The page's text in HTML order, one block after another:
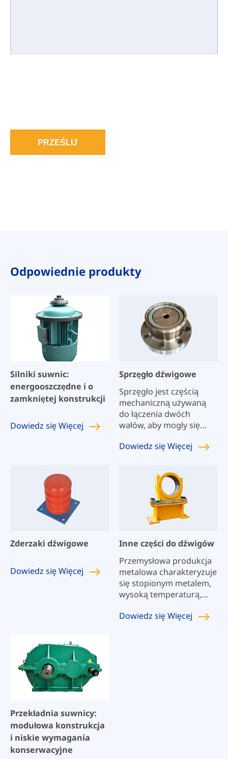
PRZEŚLIJ
Odpowiednie produkty
Silniki suwnic:
energooszczędne i o
zamkniętej konstrukcji
Dowiedz sięWięcej
Sprzęgło dźwigowe
Sprzęgło jest częścią
mechaniczną używaną
do łączenia dwóch
wałów, aby mogły się
przenosić ruch i moment
ciężkiej transmisji mocy,
sprzęgło ma również
funkcję buforowania,
tłumienia i poprawy
dynamicznych osiągów
Dowiedz sięWięcej
Zderzaki dźwigowe
Dowiedz sięWięcej
Inne części do dźwigów
Przemysłowa produkcja
metalowa charakteryzuje
się stopionym metalem,
wysoką temperaturą,
niebezpiecznym
Dowiedz sięWięcej
Przekładnia suwnicy:
modułowa konstrukcja
i niskie wymagania
konserwacyjne